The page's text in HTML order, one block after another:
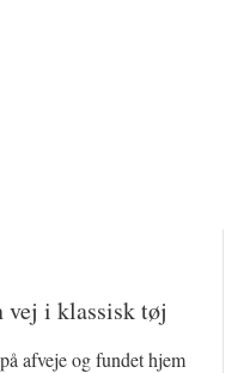
vej i klassisk tøj
afveje og fundet hjem